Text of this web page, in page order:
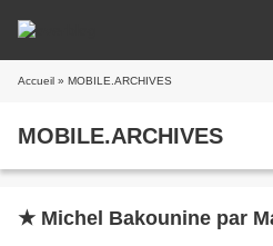
Accueil » MOBILE.ARCHIVES
MOBILE.ARCHIVES
★ Michel Bakounine par